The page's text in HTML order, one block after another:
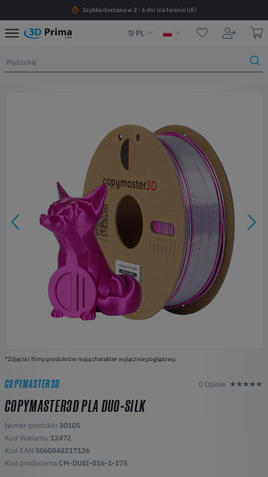
Szybka dostawa w 2 - 6 dni (na terenie UE)
PL
*Zdjęcia i filmy produktów mają charakter wyłącznie poglądowy.
COPYMASTER3D 0 Opinie
COPYMASTER3D PLA DUO-SILK
Numer produktu 30105
Kod Wariantu 12472
Kod EAN 5060848217126
Kod producenta CM-DUSI-016-1-175